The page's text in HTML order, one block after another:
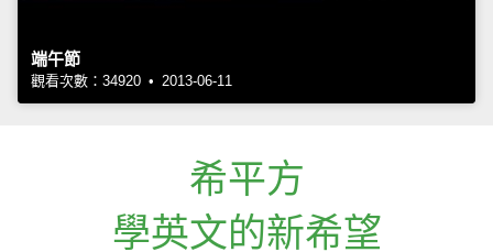
端午節
觀看次數：34920 • 2013-06-11
希平方
學英文的新希望